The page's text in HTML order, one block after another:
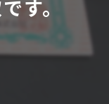
す。